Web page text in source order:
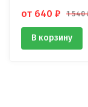
от 640 ₽ 1 540
В корзину